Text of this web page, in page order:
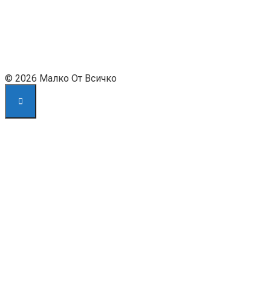
© 2026 Малко От Всичко